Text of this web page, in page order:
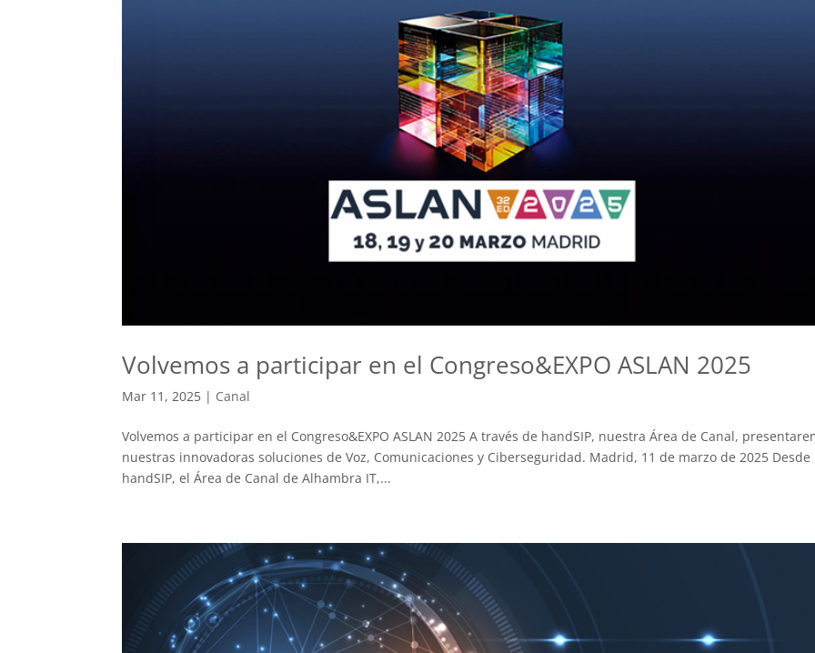
Volvemos a participar en el Congreso&EXPO ASLAN 2025
Mar 11, 2025 | Canal
Volvemos a participar en el Congreso&EXPO ASLAN 2025 A través de handSIP, nuestra Área de Canal,
nuestras innovadoras soluciones de Voz, Comunicaciones y Ciberseguridad. Madrid, 11 de marzo de 2025 Desde
handSIP, el Área de Canal de Alhambra IT,...